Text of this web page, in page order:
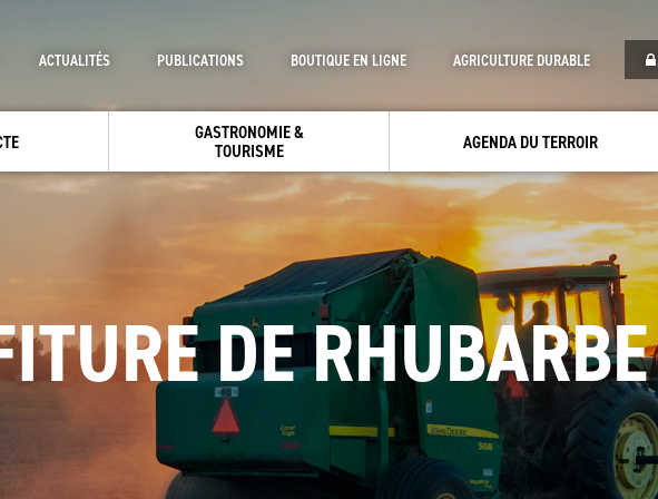
GASTRONOMIE &
TOURISME
AGENDA DU TERROIR
ACTUALITÉS PUBLICATIONS BOUTIQUE EN LIGNE AGRICULTURE DURABLE
DE RHUBARBE